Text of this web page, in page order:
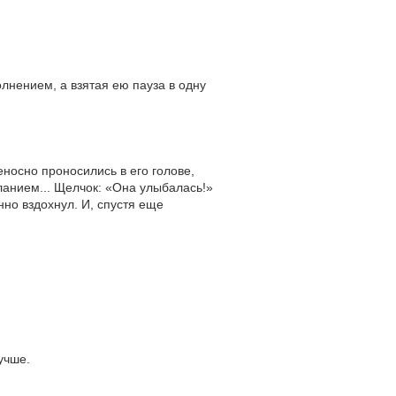
а взятая ею пауза в одну
проносились в его голове,
Щелчок: «Она улыбалась!»
вздохнул. И, спустя еще